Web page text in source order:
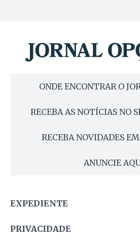
ONDE ENCONTRAR O
RECEBA AS NOTÍCIAS NO
RECEBA NOVIDADES
ANUNCIE
EXPEDIENTE
PRIVACIDADE